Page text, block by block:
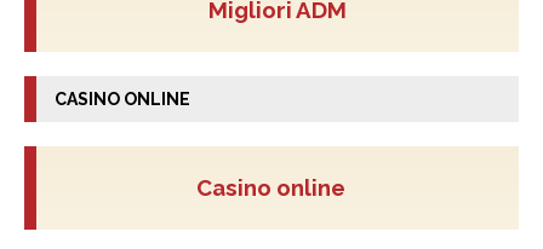
Migliori ADM
CASINO ONLINE
Casino online